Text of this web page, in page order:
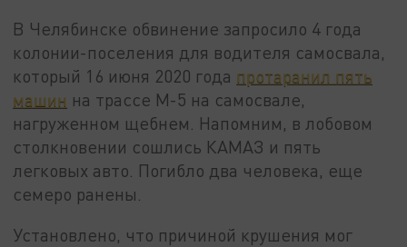
В Челябинске обвинение запросило 4 года
колонии-поселения для водителя самосвала,
который 16 июня 2020 года протаранил пять
машин на трассе М-5 на самосвале,
нагруженном щебнем. Напомним, в лобовом
столкновении сошлись КАМАЗ и пять
легковых авто. Погибло два человека, еще
семеро ранены.
Установлено, что причиной крушения мог